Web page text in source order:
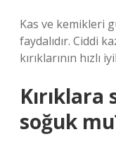
Kas ve kemikleri
faydalıdır. Ciddi
kırıklarının hızlı
Kırıklara
soğuk